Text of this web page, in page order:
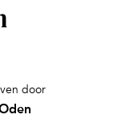
door